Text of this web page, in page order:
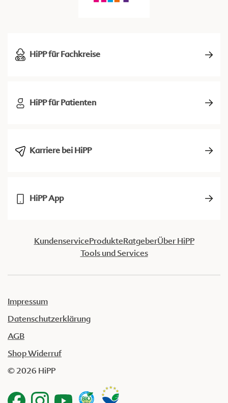
HiPP für Fachkreise
HiPP für Patienten
Karriere bei HiPP
HiPP App
KundenserviceProdukteRatgeberÜber HiPP
Tools und Services
Impressum
Datenschutzerklärung
AGB
Shop Widerruf
© 2026 HiPP